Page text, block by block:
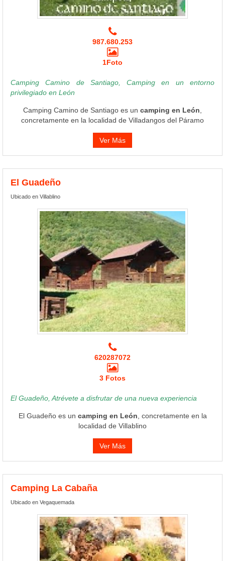
987.680.253
1Foto
Camping Camino de Santiago, Camping en un entorno
privilegiado en León
Camping Camino de Santiago es un camping en León
concretamente en la localidad de Villadangos del Páramo
Ver Más
El Guadeño
Ubicado en Villablino
620287072
3 Fotos
El Guadeño, Atrévete a disfrutar de una nueva experiencia
El Guadeño es un camping en León , concretamente en la
localidad de Villablino
Ver Más
Camping La Cabaña
Ubicado en Vegaquemada